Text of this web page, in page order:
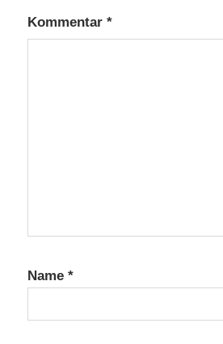
Kommentar *
Name *